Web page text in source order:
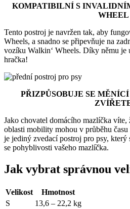
KOMPATIBILNÍ S
WHEEL
Tento postroj je navržen tak, aby
Wheels, a snadno se připevňuje na
vozíku Walkin‘ Wheels. Díky němu je
hračka!
PŘIZPŮSOBUJE SE
Jako chovatel domácího mazlíčka víte,
oblasti mobility mohou v průběhu
je jediný zvedací postroj pro psy, který
se pohyblivosti vašeho mazlíčka.
Jak vybrat správnou
Velikost
Hmotnost
S
13,6 – 22,2 kg